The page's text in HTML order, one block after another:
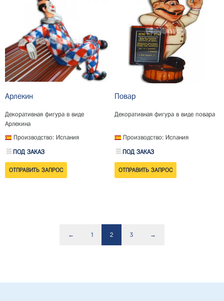
Арлекин
Декоративная фигура в виде
Арлекина
Производство: Испания
ПОД ЗАКАЗ
Повар
Декоративная фигура в виде повара
Производство: Испания
ПОД ЗАКАЗ
← 1 2 3 →